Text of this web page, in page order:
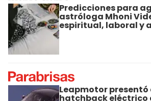
Predicciones para
astróloga Mhoni
espiritual, laboral y
Leapmotor presentó
hatchback eléctrico